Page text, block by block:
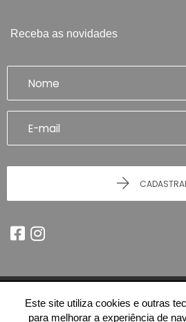
Receba as novidades
© 2026 - Imobiliária Artefatto Imóveis -
-Todos os Direitos
Este site utiliza cookies e outras
para melhorar a experiência de